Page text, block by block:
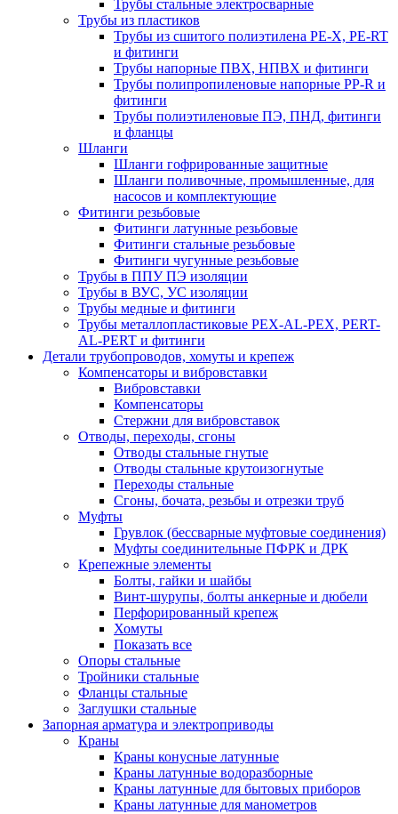
Трубы стальные электросварные
Трубы из пластиков
Трубы из сшитого полиэтилена PE-X, PE-RT
и фитинги
Трубы напорные ПВХ, НПВХ и фитинги
Трубы полипропиленовые напорные PP-R и
фитинги
Трубы полиэтиленовые ПЭ, ПНД, фитинги
и фланцы
Шланги
Шланги гофрированные защитные
Шланги поливочные, промышленные, для
насосов и комплектующие
Фитинги резьбовые
Фитинги латунные резьбовые
Фитинги стальные резьбовые
Фитинги чугунные резьбовые
Трубы в ППУ ПЭ изоляции
Трубы в ВУС, УС изоляции
Трубы медные и фитинги
Трубы металлопластиковые PEX-AL-PEX, PERT-
AL-PERT и фитинги
Детали трубопроводов, хомуты и крепеж
Компенсаторы и вибровставки
Вибровставки
Компенсаторы
Стержни для вибровставок
Отводы, переходы, сгоны
Отводы стальные гнутые
Отводы стальные крутоизогнутые
Переходы стальные
Сгоны, бочата, резьбы и отрезки труб
Муфты
Грувлок (бессварные муфтовые соединения)
Муфты соединительные ПФРК и ДРК
Крепежные элементы
Болты, гайки и шайбы
Винт-шурупы, болты анкерные и дюбели
Перфорированный крепеж
Хомуты
Показать все
Опоры стальные
Тройники стальные
Фланцы стальные
Заглушки стальные
Запорная арматура и электроприводы
Краны
Краны конусные латунные
Краны латунные водоразборные
Краны латунные для бытовых приборов
Краны латунные для манометров